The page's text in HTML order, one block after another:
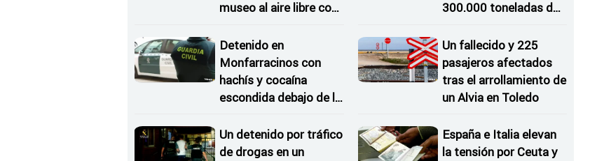
museo al aire libre con
Detenido en
Monfarracinos con
hachís y cocaína
escondida debajo de la
coche
Un detenido por tráfico
de drogas en un
300.000 toneladas de
al año
Un fallecido y 225
pasajeros afectados
tras el arrollamiento de
un Alvia en Toledo
España e Italia elevan
la tensión por Ceuta y